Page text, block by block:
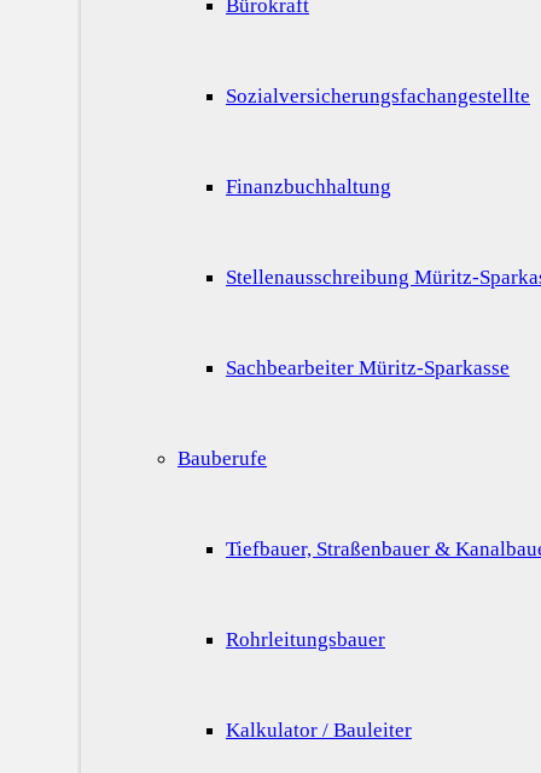
Bürokraft
Sozialversicherungsfachangestellte
Finanzbuchhaltung
Stellenausschreibung Müritz-
Sachbearbeiter Müritz-Sparkasse
Bauberufe
Tiefbauer, Straßenbauer &
Rohrleitungsbauer
Kalkulator / Bauleiter